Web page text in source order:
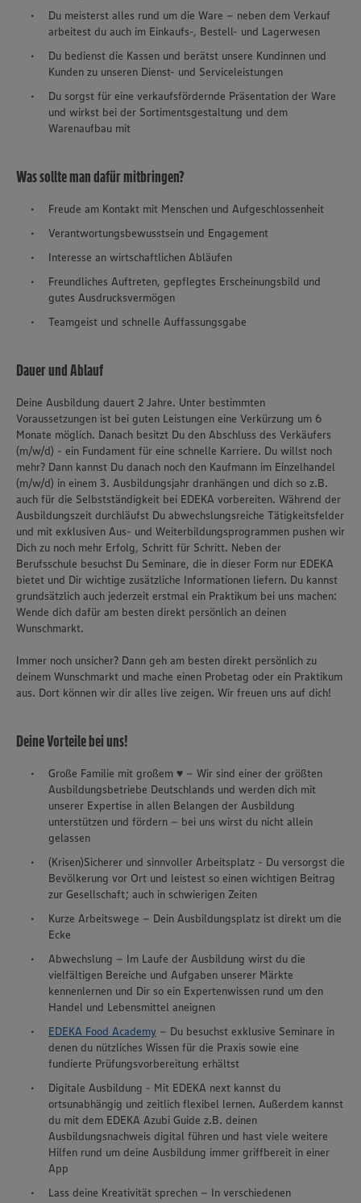
Wir setzen Cookies und andere Technologien ein, um Ihnen
Du meisterst alles rund um die Ware – neben dem Verkauf
arbeitest du auch im Einkaufs-, Bestell- und Lagerwesen
Du bedienst die Kassen und berätst unsere Kundinnen und
Kunden zu unseren Dienst- und Serviceleistungen
Du sorgst für eine verkaufsfördernde Präsentation der Ware
und wirkst bei der Sortimentsgestaltung und dem
Warenaufbau mit
Was sollte man dafür mitbringen?
Freude am Kontakt mit Menschen und Aufgeschlossenheit
Verantwortungsbewusstsein und Engagement
Interesse an wirtschaftlichen Abläufen
Freundliches Auftreten, gepflegtes Erscheinungsbild und
gutes Ausdrucksvermögen
Teamgeist und schnelle Auffassungsgabe
Dauer und Ablauf
Deine Ausbildung dauert 2 Jahre. Unter bestimmten
Voraussetzungen ist bei guten Leistungen eine Verkürzung um 6
Monate möglich. Danach besitzt Du den Abschluss des Verkäufers
(m/w/d) - ein Fundament für eine schnelle Karriere. Du willst noch
mehr? Dann kannst Du danach noch den Kaufmann im Einzelhandel
(m/w/d) in einem 3. Ausbildungsjahr dranhängen und dich so z.B.
auch für die Selbstständigkeit bei EDEKA vorbereiten. Während der
Ausbildungszeit durchläufst Du abwechslungsreiche Tätigkeitsfelder
und mit exklusiven Aus- und Weiterbildungsprogrammen pushen wir
Dich zu noch mehr Erfolg, Schritt für Schritt. Neben der
Berufsschule besuchst Du Seminare, die in dieser Form nur EDEKA
bietet und Dir wichtige zusätzliche Informationen liefern. Du kannst
grundsätzlich auch jederzeit erstmal ein Praktikum bei uns machen:
Wende dich dafür am besten direkt persönlich an deinen
Wunschmarkt.
Immer noch unsicher? Dann geh am besten direkt persönlich zu
deinem Wunschmarkt und mache einen Probetag oder ein Praktikum
aus. Dort können wir dir alles live zeigen. Wir freuen uns auf dich!
Deine Vorteile bei uns!
Große Familie mit großem ♥ – Wir sind einer der größten
Ausbildungsbetriebe Deutschlands und werden dich mit
unserer Expertise in allen Belangen der Ausbildung
unterstützen und fördern – bei uns wirst du nicht allein
gelassen
(Krisen)Sicherer und sinnvoller Arbeitsplatz - Du versorgst die
Bevölkerung vor Ort und leistest so einen wichtigen Beitrag
zur Gesellschaft; auch in schwierigen Zeiten
Kurze Arbeitswege – Dein Ausbildungsplatz ist direkt um die
Ecke
Abwechslung – Im Laufe der Ausbildung wirst du die
vielfältigen Bereiche und Aufgaben unserer Märkte
kennenlernen und Dir so ein Expertenwissen rund um den
Handel und Lebensmittel aneignen
EDEKA Food Academy – Du besuchst exklusive Seminare in
denen du nützliches Wissen für die Praxis sowie eine
fundierte Prüfungsvorbereitung erhältst
Digitale Ausbildung - Mit EDEKA next kannst du
ortsunabhängig und zeitlich flexibel lernen. Außerdem kannst
du mit dem EDEKA Azubi Guide z.B. deinen
Ausbildungsnachweis digital führen und hast viele weitere
Hilfen rund um deine Ausbildung immer griffbereit in einer
App
Lass deine Kreativität sprechen – In verschiedenen